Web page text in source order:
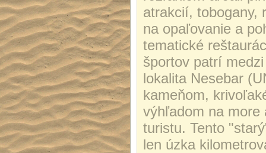
atrakcií, tobogany,
na opaľovanie a
tematické
športov patrí
lokalita Nesebar
kameňom,
výhľadom na more
turistu. Tento
len úzka